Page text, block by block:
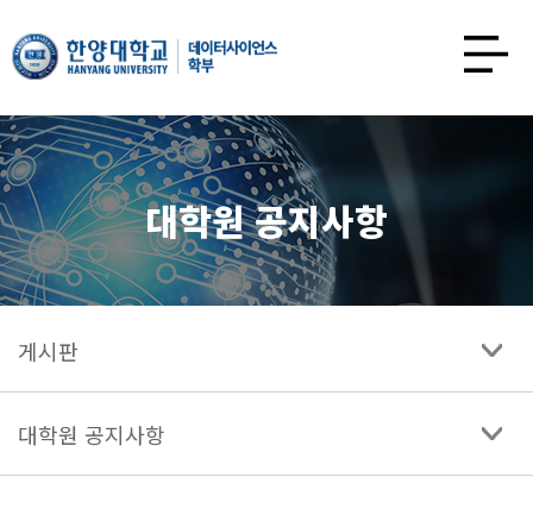
한양대학교
데이터사이언스학과
열기
대학원 공지사항
게시판
대학원 공지사항